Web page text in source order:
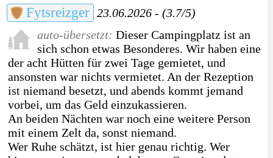
Fytsreizger 23.06.2026 - (3.7/5)
auto-übersetzt: Dieser Campingplatz ist an
sich schon etwas Besonderes. Wir haben eine
der acht Hütten für zwei Tage gemietet, und
ansonsten war nichts vermietet. An der Rezeption
ist niemand besetzt, und abends kommt jemand
vorbei, um das Geld einzukassieren.
An beiden Nächten war noch eine weitere Person
mit einem Zelt da, sonst niemand.
Wer Ruhe schätzt, ist hier genau richtig. Wer